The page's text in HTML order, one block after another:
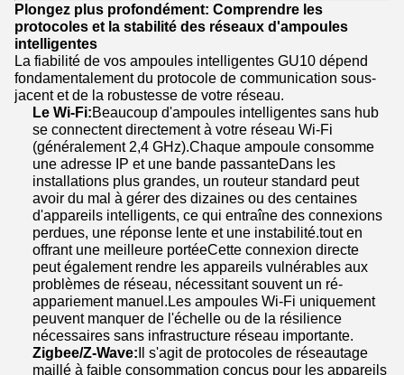
Plongez plus profondément: Comprendre les
protocoles et la stabilité des réseaux d'ampoules
intelligentes
La fiabilité de vos ampoules intelligentes GU10 dépend
fondamentalement du protocole de communication sous-
jacent et de la robustesse de votre réseau.
Le Wi-Fi:Beaucoup d'ampoules intelligentes sans hub
se connectent directement à votre réseau Wi-Fi
(généralement 2,4 GHz).Chaque ampoule consomme
une adresse IP et une bande passanteDans les
installations plus grandes, un routeur standard peut
avoir du mal à gérer des dizaines ou des centaines
d'appareils intelligents, ce qui entraîne des connexions
perdues, une réponse lente et une instabilité.tout en
offrant une meilleure portéeCette connexion directe
peut également rendre les appareils vulnérables aux
problèmes de réseau, nécessitant souvent un ré-
appariement manuel.Les ampoules Wi-Fi uniquement
peuvent manquer de l'échelle ou de la résilience
nécessaires sans infrastructure réseau importante.
Zigbee/Z-Wave: Il s'agit de protocoles de réseautage
maillé à faible consommation conçus pour les appareils